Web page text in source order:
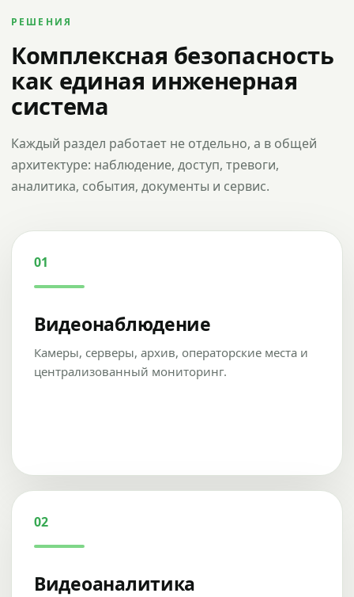
РЕШЕНИЯ
Комплексная безопасность
как единая инженерная
система
Каждый раздел работает не отдельно, а в общей
архитектуре: наблюдение, доступ, тревоги,
аналитика, события, документы и сервис.
01
Видеонаблюдение
Камеры, серверы, архив, операторские места и
централизованный мониторинг.
02
Видеоаналитика